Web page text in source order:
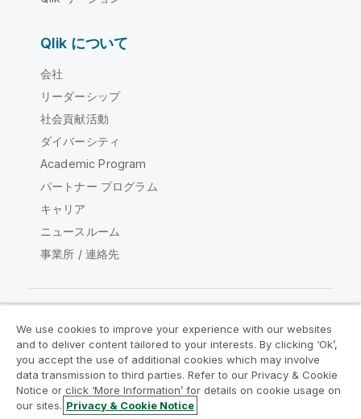
Qlik について
会社
リーダーシップ
社会貢献活動
ダイバーシティ
Academic Program
パートナー プログラム
キャリア
ニュースルーム
事業所 / 連絡先
Qlik コミュニティ
法的契約 製品規約
Legal Policies
リーガルポリシー
利用規約
We use cookies to improve your experience with our websites
and to deliver content tailored to your interests. By clicking ‘Ok’,
you accept the use of additional cookies which may involve
data transmission to third parties. Refer to our Privacy & Cookie
Notice or click ‘More Information’ for details on cookie usage on
our sites. Privacy & Cookie Notice